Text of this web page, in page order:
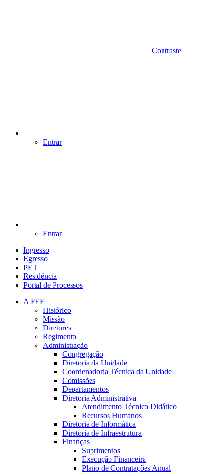
Contraste
Entrar
Entrar
Ingresso
Egresso
PET
Residência
Portal de Processos
A FEF
Histórico
Missão
Diretores
Regimento
Administração
Congregação
Diretoria da Unidade
Coordenadoria Técnica da Unidade
Comissões
Departamentos
Diretoria Administrativa
Atendimento Técnico Didático
Recursos Humanos
Diretoria de Informática
Diretoria de Infraestrutura
Finanças
Suprimentos
Execução Financeira
Plano de Contratações Anual